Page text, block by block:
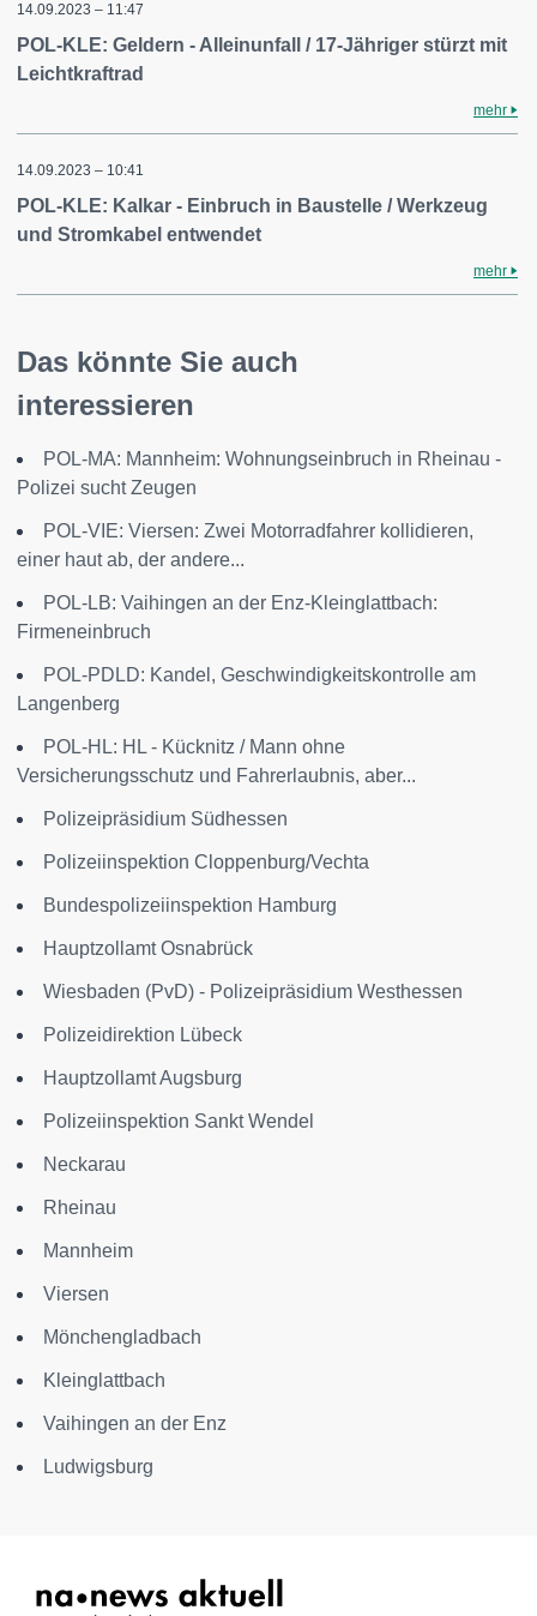
14.09.2023 – 11:47
POL-KLE: Geldern - Alleinunfall / 17-Jähriger stürzt mit
Leichtkraftrad
mehr
14.09.2023 – 10:41
POL-KLE: Kalkar - Einbruch in Baustelle / Werkzeug
und Stromkabel entwendet
mehr
Das könnte Sie auch
interessieren
POL-MA: Mannheim: Wohnungseinbruch in Rheinau -
Polizei sucht Zeugen
POL-VIE: Viersen: Zwei Motorradfahrer kollidieren,
einer haut ab, der andere...
POL-LB: Vaihingen an der Enz-Kleinglattbach:
Firmeneinbruch
POL-PDLD: Kandel, Geschwindigkeitskontrolle am
Langenberg
POL-HL: HL - Kücknitz / Mann ohne
Versicherungsschutz und Fahrerlaubnis, aber...
Polizeipräsidium Südhessen
Polizeiinspektion Cloppenburg/Vechta
Bundespolizeiinspektion Hamburg
Hauptzollamt Osnabrück
Wiesbaden (PvD) - Polizeipräsidium Westhessen
Polizeidirektion Lübeck
Hauptzollamt Augsburg
Polizeiinspektion Sankt Wendel
Neckarau
Rheinau
Mannheim
Viersen
Mönchengladbach
Kleinglattbach
Vaihingen an der Enz
Ludwigsburg